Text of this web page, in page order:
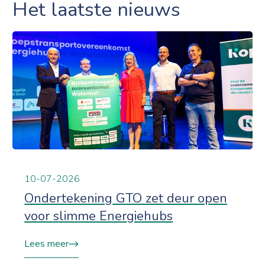
Het laatste nieuws
10-07-2026
Ondertekening GTO zet deur open
voor slimme Energiehubs
Lees meer